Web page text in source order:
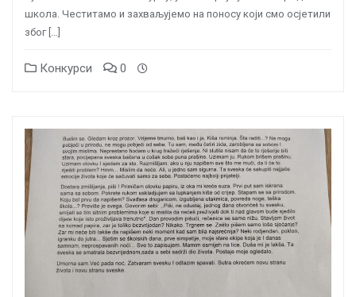
школа. Честитамо и захваљујемо на поносу који смо осјетили
због […]
Конкурси 0